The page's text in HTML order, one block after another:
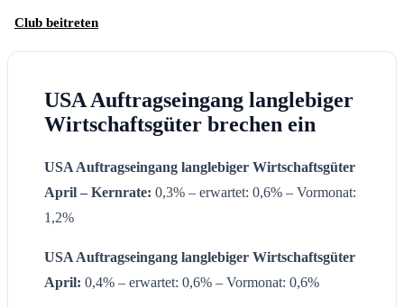
Club beitreten
USA Auftragseingang langlebiger
Wirtschaftsgüter brechen ein
USA Auftragseingang langlebiger Wirtschaftsgüter
April – Kernrate: 0,3% – erwartet: 0,6% – Vormonat:
1,2%
USA Auftragseingang langlebiger Wirtschaftsgüter
April: 0,4% – erwartet: 0,6% – Vormonat: 0,6%